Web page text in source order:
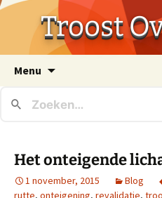
Troost
Menu
inhoud
Het onteigende
1 november, 2015 Blog
rutte, onteigening, revalidatie,